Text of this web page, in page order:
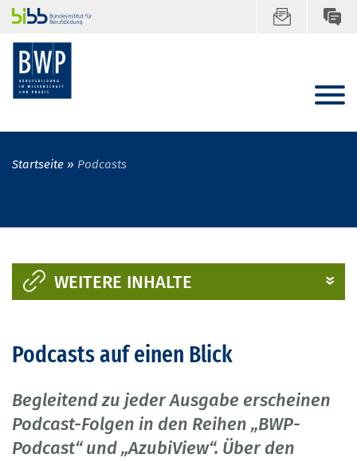
Startseite Podcasts
WEITERE INHALTE
Podcasts auf einen Blick
Begleitend zu jeder Ausgabe erscheinen
Podcast-Folgen in den Reihen „BWP-
Podcast“ und „AzubiView“. Über den